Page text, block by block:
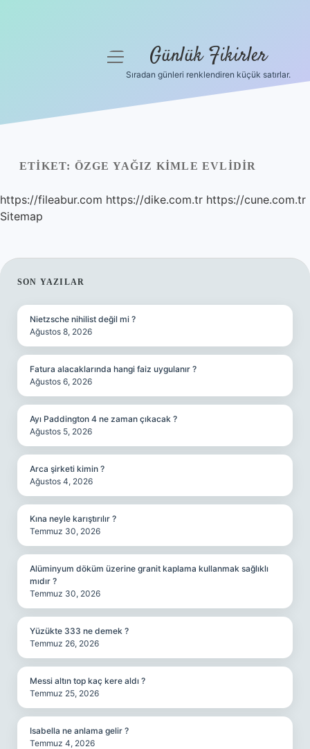
Yasal Uyarı
Hakkımızda
menüyü Günlük Fikirler
Sıradan günleri renklendiren küçük satırlar.
ETIKET: ÖZGE YAĞIZ KIMLE EVLIDIR
https://fileabur.com https://dike.com.tr https://cune.com.tr
Sitemap
SIDEBAR
SON YAZILAR
Nietzsche nihilist değil mi ?
Ağustos 8, 2026
Fatura alacaklarında hangi faiz uygulanır ?
Ağustos 6, 2026
Ayı Paddington 4 ne zaman çıkacak ?
Ağustos 5, 2026
Arca şirketi kimin ?
Ağustos 4, 2026
Kına neyle karıştırılır ?
Temmuz 30, 2026
Alüminyum döküm üzerine granit kaplama kullanmak sağlıklı
mıdır ?
Temmuz 30, 2026
Yüzükte 333 ne demek ?
Temmuz 26, 2026
Messi altın top kaç kere aldı ?
Temmuz 25, 2026
Isabella ne anlama gelir ?
Temmuz 4, 2026